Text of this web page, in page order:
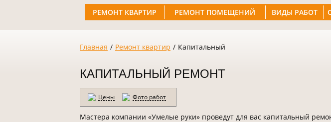
РЕМОНТ КВАРТИР РЕМОНТ ПОМЕЩЕНИЙ ВИДЫ РАБОТ
Главная / Ремонт квартир / Капитальный
КАПИТАЛЬНЫЙ РЕМОНТ
Цены Фото работ
Мастера компании «Умелые руки» проведут для вас капитальный